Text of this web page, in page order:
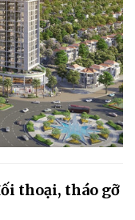
thoại, tháo gỡ